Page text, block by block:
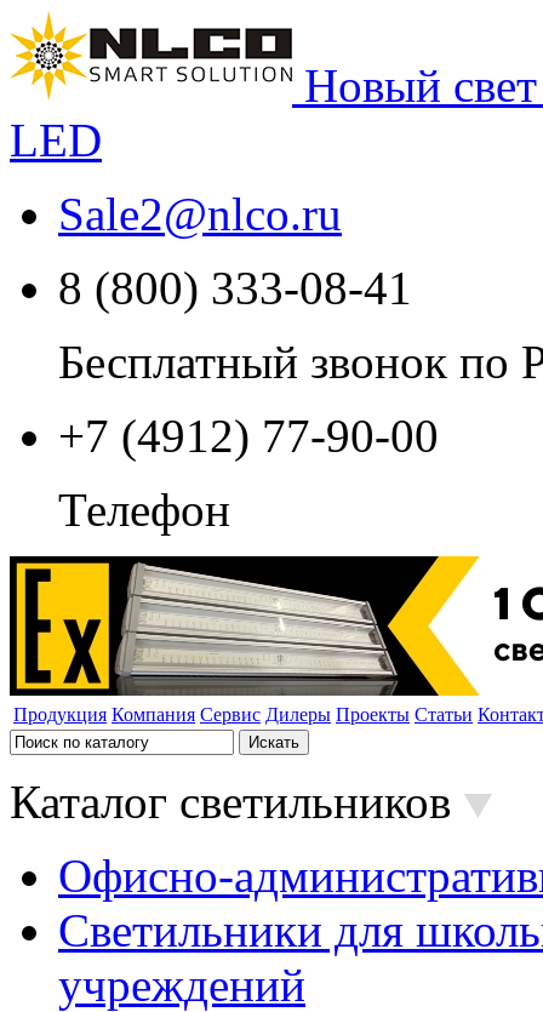
Новый
LED
Sale2@nlco.ru
8 (800) 333-08-41
Бесплатный звонок по
+7 (4912) 77-90-00
Телефон
Продукция Компания Сервис Дилеры Проекты Статьи
Каталог светильников
Офисно-
Светильники для
учреждений